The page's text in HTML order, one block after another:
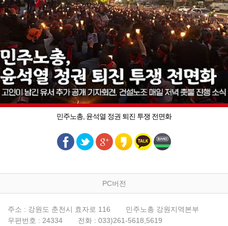
민주노총, 윤석열 정권 퇴진 투쟁 전면화
PC버전
주소 : 강원도 춘천시 효자로 116
민주노총 강원지역본부
우편번호 : 24334
전화 : 033)261-5618,5619